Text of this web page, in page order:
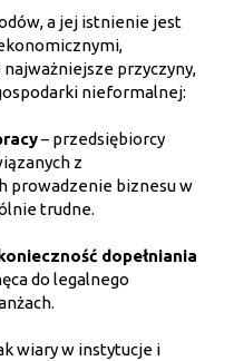
a jej istnienie jest
przyczyny,
nieformalnej:
– przedsiębiorcy
z
prowadzenie biznesu w
trudne.
dopełniania
do legalnego
wiary w instytucje i